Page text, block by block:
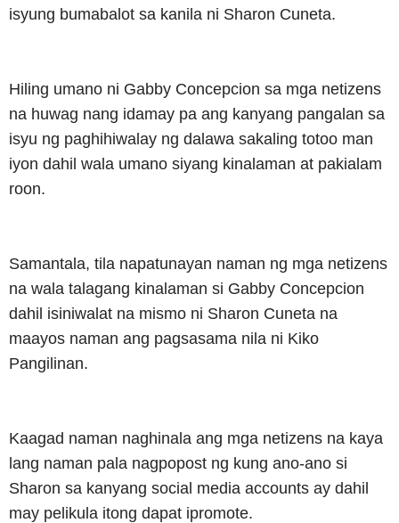
isyung bumabalot sa kanila ni Sharon Cuneta.
Hiling umano ni Gabby Concepcion sa mga netizens
na huwag nang idamay pa ang kanyang pangalan sa
isyu ng paghihiwalay ng dalawa sakaling totoo man
iyon dahil wala umano siyang kinalaman at pakialam
roon.
Samantala, tila napatunayan naman ng mga netizens
na wala talagang kinalaman si Gabby Concepcion
dahil isiniwalat na mismo ni Sharon Cuneta na
maayos naman ang pagsasama nila ni Kiko
Pangilinan.
Kaagad naman naghinala ang mga netizens na kaya
lang naman pala nagpopost ng kung ano-ano si
Sharon sa kanyang social media accounts ay dahil
may pelikula itong dapat ipromote.